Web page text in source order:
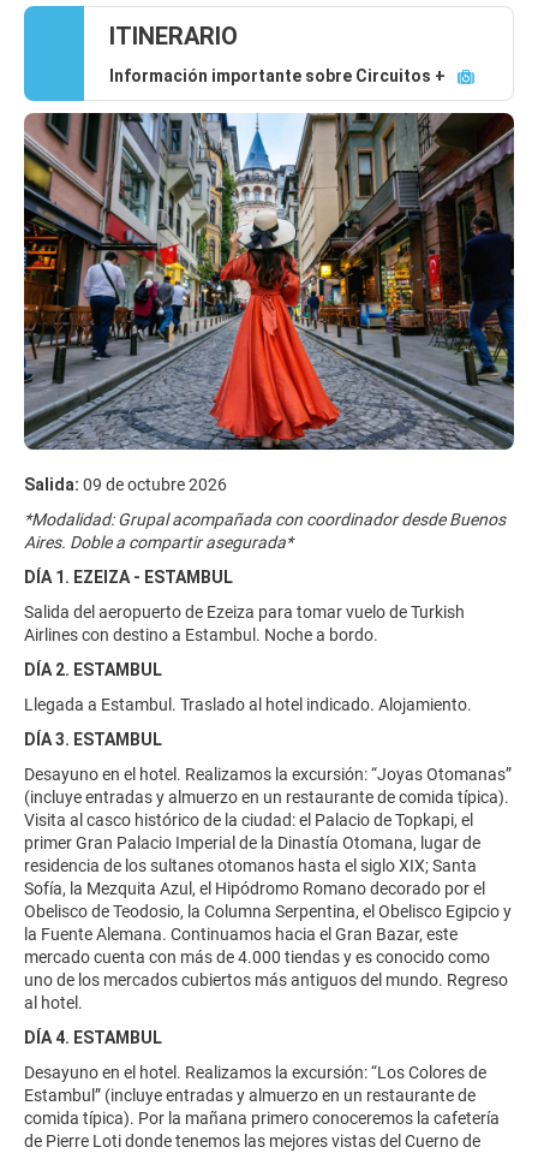
ITINERARIO
Información importante sobre Circuitos +
Salida: 09 de octubre 2026
*Modalidad: Grupal acompañada con coordinador desde Buenos
Aires. Doble a compartir asegurada*
DÍA 1. EZEIZA - ESTAMBUL
Salida del aeropuerto de Ezeiza para tomar vuelo de Turkish
Airlines con destino a Estambul. Noche a bordo.
DÍA 2. ESTAMBUL
Llegada a Estambul. Traslado al hotel indicado. Alojamiento.
DÍA 3. ESTAMBUL
Desayuno en el hotel. Realizamos la excursión: “Joyas Otomanas”
(incluye entradas y almuerzo en un restaurante de comida típica).
Visita al casco histórico de la ciudad: el Palacio de Topkapi, el
primer Gran Palacio Imperial de la Dinastía Otomana, lugar de
residencia de los sultanes otomanos hasta el siglo XIX; Santa
Sofía, la Mezquita Azul, el Hipódromo Romano decorado por el
Obelisco de Teodosio, la Columna Serpentina, el Obelisco Egipcio y
la Fuente Alemana. Continuamos hacia el Gran Bazar, este
mercado cuenta con más de 4.000 tiendas y es conocido como
uno de los mercados cubiertos más antiguos del mundo. Regreso
al hotel.
DÍA 4. ESTAMBUL
Desayuno en el hotel. Realizamos la excursión: “Los Colores de
Estambul” (incluye entradas y almuerzo en un restaurante de
comida típica). Por la mañana primero conoceremos la cafetería
de Pierre Loti donde tenemos las mejores vistas del Cuerno de